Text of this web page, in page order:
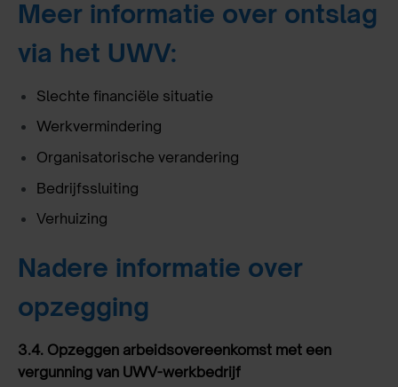
Meer informatie over ontslag
via het UWV:
Slechte financiële situatie
Werkvermindering
Organisatorische verandering
Bedrijfssluiting
Verhuizing
Nadere informatie over
opzegging
3.4. Opzeggen arbeidsovereenkomst met een
vergunning van UWV-werkbedrijf